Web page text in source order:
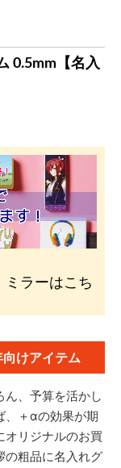
0.5mm【名入
ラーはこち
けアイテム
、予算を活かし
、＋αの効果が期
オリジナルのお買
の粗品に名入れグ